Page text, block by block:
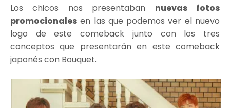
Los chicos nos presentaban nuevas fotos
promocionales en las que podemos ver el nuevo
logo de este comeback junto con los tres
conceptos que presentarán en este comeback
japonés con Bouquet.